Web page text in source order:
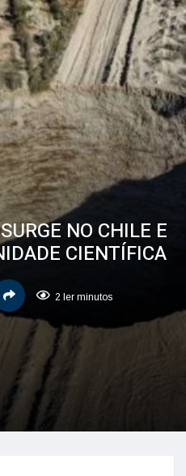
NO CHILE E
CIENTÍFICA
2 ler minutos